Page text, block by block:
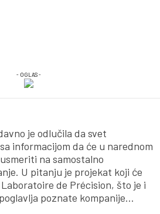
- OGLAS -
je odlučila da svet
informacijom da će u narednom
na samostalno
U pitanju je projekat koji će
de Précision, što je i
poznate kompanije…